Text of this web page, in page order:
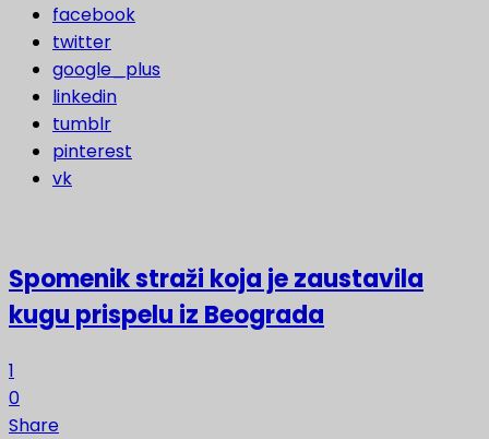
facebook
twitter
google_plus
linkedin
tumblr
pinterest
vk
Spomenik straži koja je zaustavila
kugu prispelu iz Beograda
1
0
Share